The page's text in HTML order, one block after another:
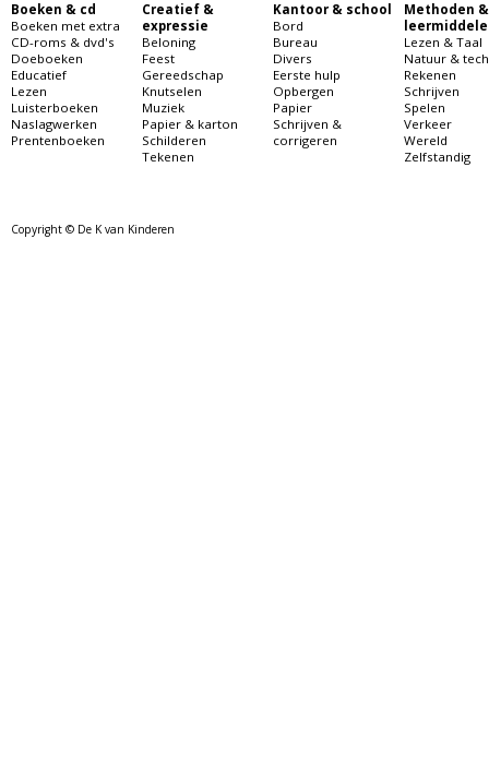
Boeken & cd
Boeken met extra
CD-roms & dvd's
Doeboeken
Educatief
Lezen
Luisterboeken
Naslagwerken
Prentenboeken
Creatief &
expressie
Beloning
Feest
Gereedschap
Knutselen
Muziek
Papier & karton
Schilderen
Tekenen
Kantoor & school
Bord
Bureau
Divers
Eerste hulp
Opbergen
Papier
Schrijven &
corrigeren
Methoden &
Lezen & Taal
Natuur &
Rekenen
Schrijven
Spelen
Verkeer
Wereld
Zelfstandig
Copyright © De K van Kinderen